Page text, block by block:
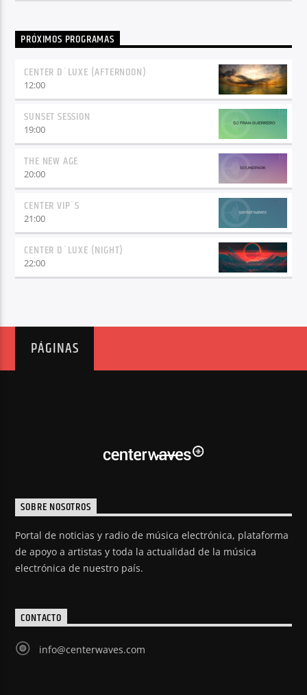
PRÓXIMOS PROGRAMAS
CENTER D´LUXE (AFTERNOON)
12:00
SUNSET SESSION
19:00
THE NEW AGE
20:00
CENTER VIP´S
21:00
CENTER D´LUXE (NIGHT)
22:00
PÁGINAS
SOBRE NOSOTROS
Portal de noticias y radio de música electrónica, plataforma
de apoyo a artistas y toda la actualidad de la música
electrónica de nuestro país.
CONTACTO
info@centerwaves.com